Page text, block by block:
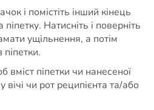
і помістіть інший кінець
Натисніть і поверніть
ущільнення, а потім
піпетки.
вміст піпетки чи нанесеної
вічі чи рот реципієнта та/або